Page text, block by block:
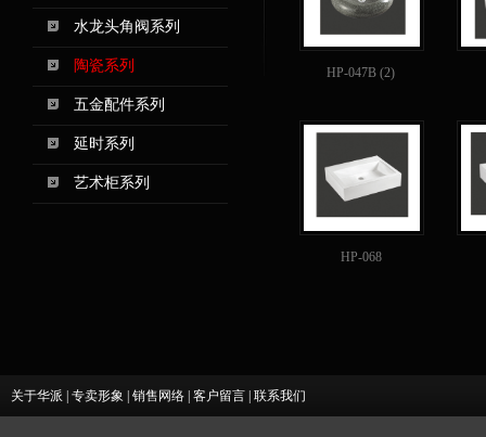
水龙头角阀系列
陶瓷系列
五金配件系列
延时系列
艺术柜系列
HP-047B (2)
HP-068
关于华派 专卖形象 销售网络 客户留言 联系我们